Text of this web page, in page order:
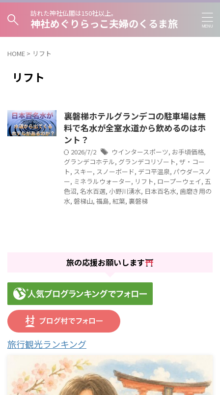
訪れた神社仏閣は150社以上。
神社めぐりらっこ夫婦のくるま旅
HOME > リフト
リフト
裏磐梯ホテルグランデコの駐車場は無
料で名水が全室水道から飲めるのはホ
ント？
2026/7/2 ウインタースポーツ, お手頃価格,
グランデコホテル, グランデコリゾート, ザ・コー
ト, スキー, スノーボード, デコ平温泉, パウダースノ
ー, ミネラルウォーター, リフト, ロープーウェイ, 五
色沼, 名水百選, 小野川湧水, 日本百名水, 歯磨き用の
水, 磐梯山, 福島, 紅葉, 裏磐梯
旅の応援お願いします
旅行観光ランキング